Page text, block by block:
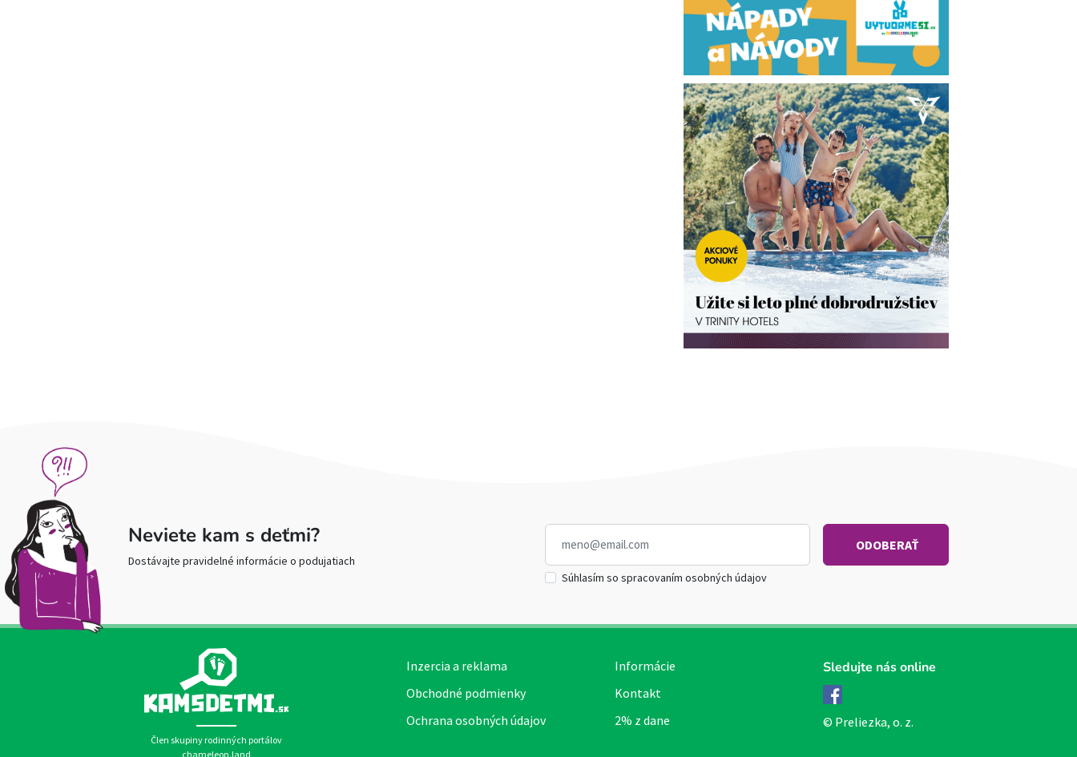
Neviete kam s deťmi?
Dostávajte pravidelné informácie o podujatiach
Súhlasím so spracovaním osobných údajov
Člen skupiny rodinných portálov
chameleon.land
Inzercia a reklama
Obchodné podmienky
Ochrana osobných údajov
Informácie
Kontakt
2% z dane
Sledujte nás online
© Preliezka, o. z.